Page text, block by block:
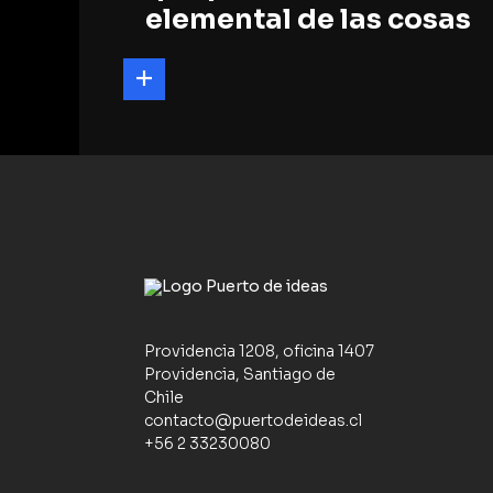
elemental de las cosas
Providencia 1208, oficina 1407
Providencia, Santiago de
Chile
contacto@puertodeideas.cl
+56 2 33230080